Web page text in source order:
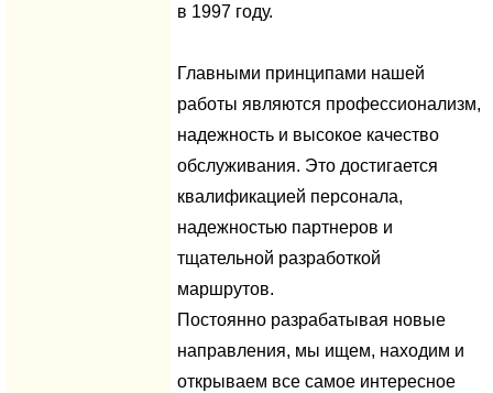
в 1997 году.
Главными принципами нашей
работы являются профессионализм,
надежность и высокое качество
обслуживания. Это достигается
квалификацией персонала,
надежностью партнеров и
тщательной разработкой
маршрутов.
Постоянно разрабатывая новые
направления, мы ищем, находим и
открываем все самое интересное